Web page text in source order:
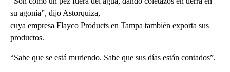
su agonía”, dijo Astorquiza,
cuya empresa Flayco Products en Tampa también exporta sus
productos.
“Sabe que se está muriendo. Sabe que sus días están contados”.